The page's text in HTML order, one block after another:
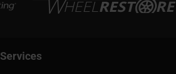
Services